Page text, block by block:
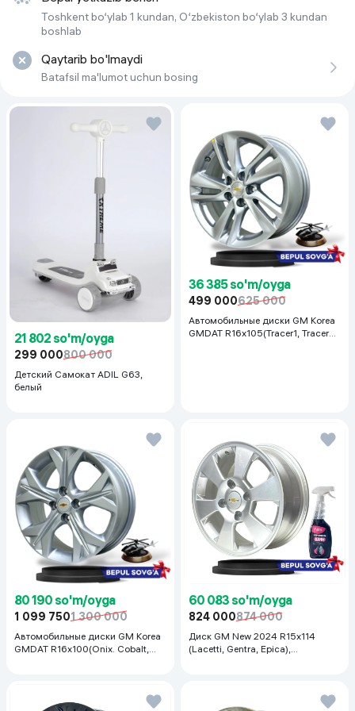
U mushaklarni doimiy ohangda ushlab turadi va buning natijasida
umurtqa pog'onasidagi yukni kamaytiradi.
Terlash
Mahsulotimiz guruch po‘stlog‘idan tayyorlanadi, ular yaxshi
Ortopedik yostiqlar ixcham va engildir, shuning uchun ularni
istalgan joyga olib ketishingiz va ulardan foydalanishingiz mumkin.
Sovuqdan himoya qiladi
Guruch qobig'i sovuqqa chidamliligi tufayli sovuqdan himoya
Основной материал
Dioganal
Toshkent bo‘ylab 1 kundan, O‘zbekiston bo‘ylab 3 kundan
boshlab
Qaytarib bo'lmaydi
Batafsil ma'lumot uchun bosing
21 802 so'm/oyga
299 000800 000
Детский Самокат ADIL G63,
белый
36 385 so'm/oyga
499 000625 000
Автомобильные диски GM Korea
GMDAT R16x105(Tracer1, Tracer2)
80 190 so'm/oyga
1 099 7501 300 000
Автомобильные диски GM Korea
GMDAT R16x100(Onix. Cobalt,
60 083 so'm/oyga
824 000874 000
Диск GM New 2024 R15x114
(Lacetti, Gentra, Epica),